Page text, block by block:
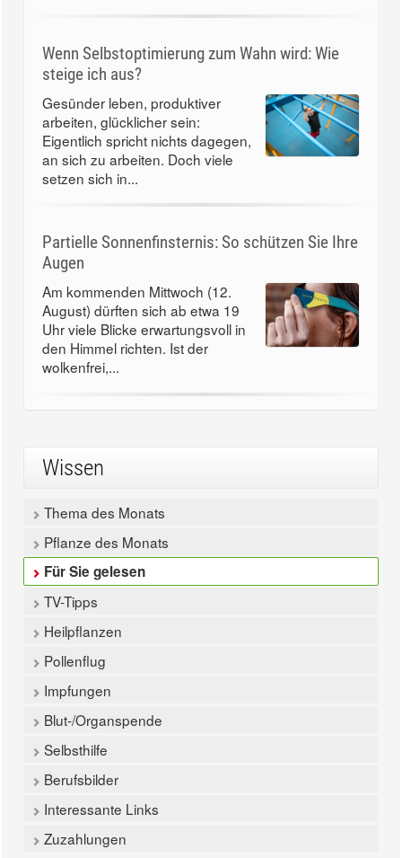
Wenn Selbstoptimierung zum Wahn wird: Wie
steige ich aus?
Gesünder leben, produktiver
arbeiten, glücklicher sein:
Eigentlich spricht nichts dagegen,
an sich zu arbeiten. Doch viele
setzen sich in...
Partielle Sonnenfinsternis: So schützen Sie Ihre
Augen
Am kommenden Mittwoch (12.
August) dürften sich ab etwa 19
Uhr viele Blicke erwartungsvoll in
den Himmel richten. Ist der
wolkenfrei,...
Wissen
Thema des Monats
Pflanze des Monats
Für Sie gelesen
TV-Tipps
Heilpflanzen
Pollenflug
Impfungen
Blut-/Organspende
Selbsthilfe
Berufsbilder
Interessante Links
Zuzahlungen